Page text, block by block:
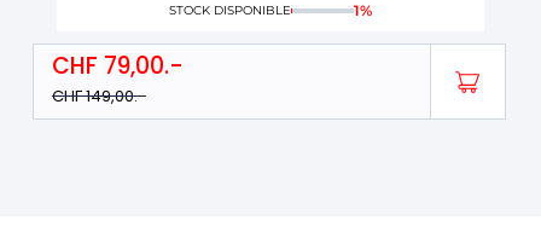
STOCK DISPONIBLE 1%
CHF149,00
CHF 79,00